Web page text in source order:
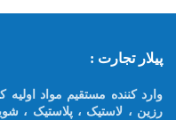
پیلار تجارت :
وارد کننده مستقیم مواد
رزین ، لاستیک ، پلاستیک ،